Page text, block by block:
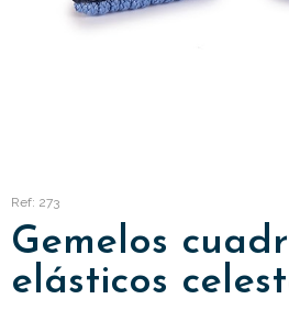
Ref: 273
Gemelos
elásticos